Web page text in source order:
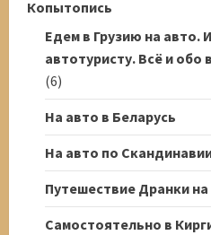
Копытопись
Едем в Грузию на авто.
автотуристу. Всё и обо
(6)
На авто в Беларусь
На авто по
Путешествие Дранки на
Самостоятельно в